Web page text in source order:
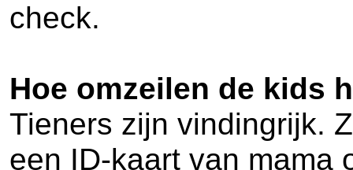
check.
Hoe omzeilen de kids
Tieners zijn vindingrijk.
een ID-kaart van mama